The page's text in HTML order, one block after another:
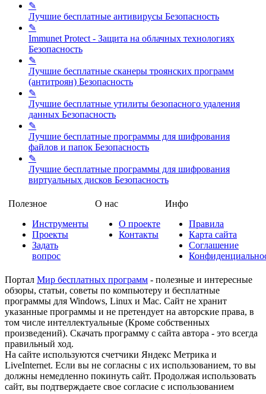
✎
Лучшие бесплатные антивирусы Безопасность
✎
Immunet Protect - Защита на облачных технологиях
Безопасность
✎
Лучшие бесплатные сканеры троянских программ
(антитроян) Безопасность
✎
Лучшие бесплатные утилиты безопасного удаления
данных Безопасность
✎
Лучшие бесплатные программы для шифрования
файлов и папок Безопасность
✎
Лучшие бесплатные программы для шифрования
виртуальных дисков Безопасность
Полезное
Инструменты
Проекты
Задать
вопрос
О нас
О проекте
Контакты
Инфо
Правила
Карта сайта
Соглашение
Портал Мир бесплатных программ - полезные и интересные
обзоры, статьи, советы по компьютеру и бесплатные
программы для Windows, Linux и Mac. Сайт не хранит
указанные программы и не претендует на авторские права, в
том числе интеллектуальные (Кроме собственных
произведений). Скачать программу с сайта автора - это всегда
правильный ход.
На сайте используются счетчики Яндекс Метрика и
LiveInternet. Если вы не согласны с их использованием, то вы
должны немедленно покинуть сайт. Продолжая использовать
сайт, вы подтверждаете свое согласие с использованием